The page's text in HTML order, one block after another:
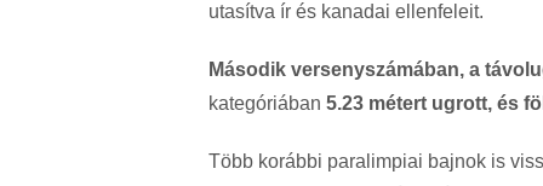
utasítva ír és kanadai ellenfeleit.
Második versenyszámában, a
kategóriában 5.23 métert ugrott, és
Több korábbi paralimpiai bajnok is